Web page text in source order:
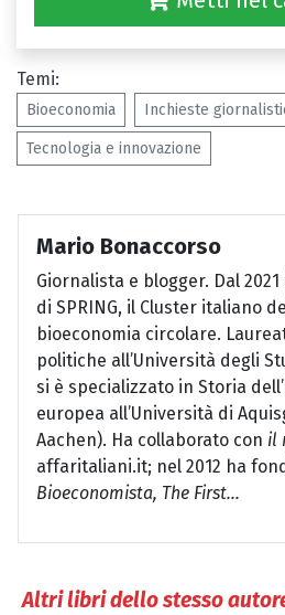
Temi:
Bioeconomia Inchieste
Tecnologia e innovazione
Mario Bonaccorso
Giornalista e blogger. Dal
di SPRING, il Cluster italiano
bioeconomia circolare.
politiche all’Università degli
si è specializzato in Storia
europea all’Università di
Aachen). Ha collaborato con il
affaritaliani.it; nel 2012 ha
Bioeconomista, The First...
Altri libri dello stesso